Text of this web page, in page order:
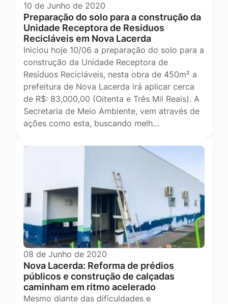
10 de Junho de 2020
Preparação do solo para a construção da
Unidade Receptora de Resíduos
Recicláveis em Nova Lacerda
Iniciou hoje 10/06 a preparação do solo para a
construção da Unidade Receptora de
Resíduos Recicláveis, nesta obra de 450m² a
prefeitura de Nova Lacerda irá aplicar cerca
de R$: 83,000,00 (Oitenta e Três Mil Reais). A
Secretaria de Meio Ambiente, vem através de
ações como esta, buscando melh…
08 de Junho de 2020
Nova Lacerda: Reforma de prédios
públicos e construção de calçadas
caminham em ritmo acelerado
Mesmo diante das dificuldades e